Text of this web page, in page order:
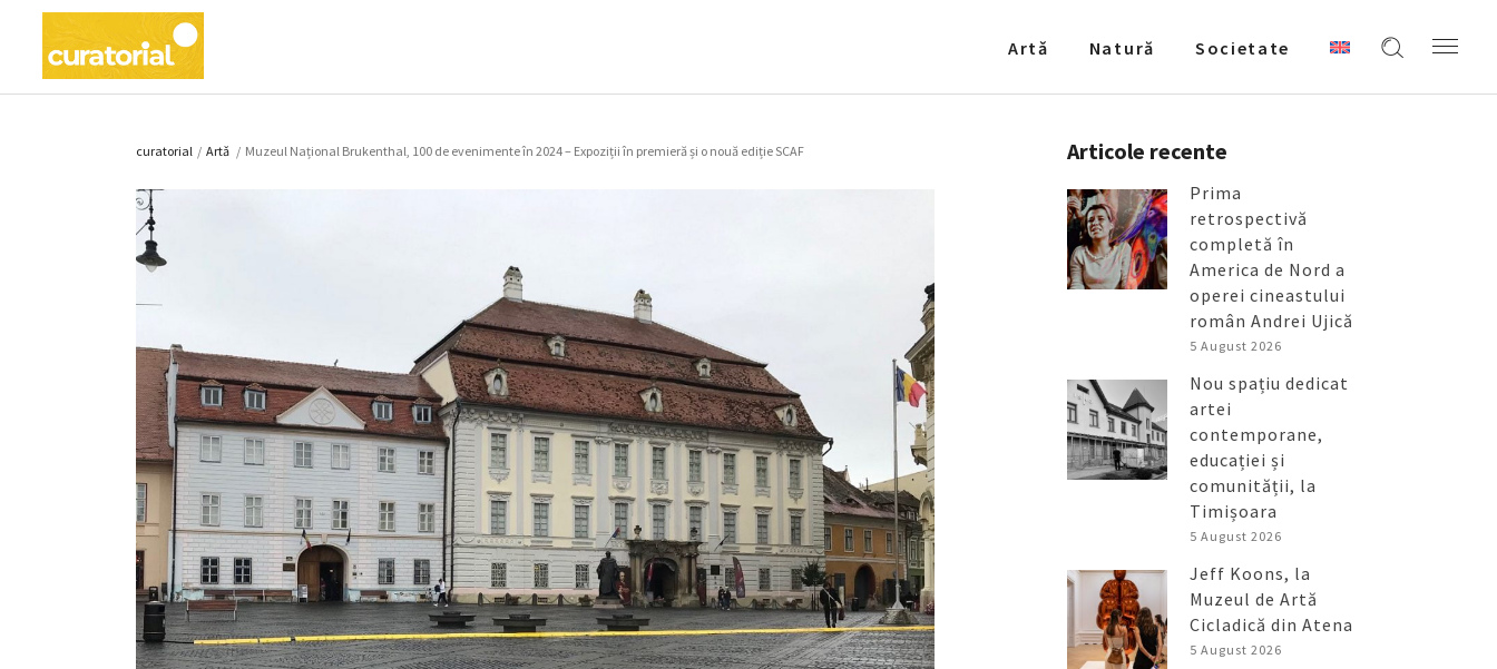
Artǎ Natură Societate
curatorial / Artǎ / Muzeul Național Brukenthal, 100 de evenimente în 2024 – Expoziții în premieră și o nouă ediție SCAF Articole recente
Prima
retrospectivă
completă în
America de Nord a
operei cineastului
român Andrei Ujică
5 August 2026
Nou spațiu dedicat
artei
contemporane,
educației și
comunității, la
Timișoara
5 August 2026
Jeff Koons, la
Muzeul de Artă
Cicladică din Atena
5 August 2026